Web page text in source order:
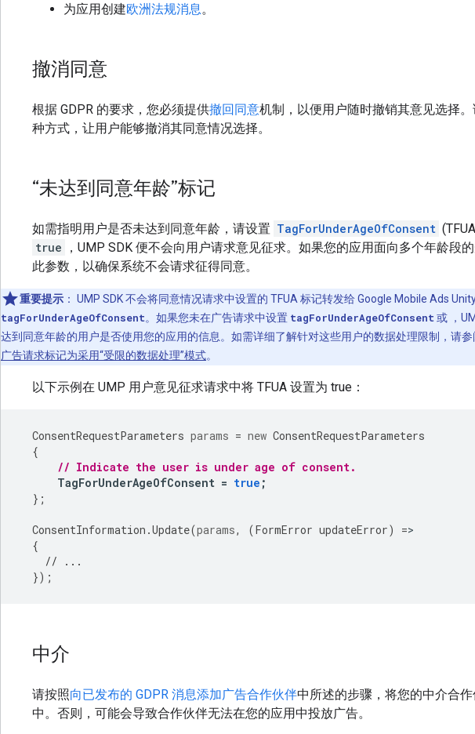
为应用创建欧洲法规消息。
撤消同意
根据 GDPR 的要求，您必须提供撤回同意机制，以便用户随时撤销其意见选择
种方式，让用户能够撤消其同意情况选择。
“未达到同意年龄”标记
如需指明用户是否未达到同意年龄，请设置 TagForUnderAgeOfConsent
true
，UMP SDK 便不会向用户请求意见征求。如果您的应用面向多个年龄段
此参数，以确保系统不会请求征得同意。
重要提示 ： UMP SDK 不会将同意情况请求中设置的 TFUA 标记转发给Google Mobile Ads
tagForUnderAgeOfConsent。如果您未在广告请求中设置 tagForUnderAgeOfConsent 或 ，
达到同意年龄的用户是否使用您的应用的信息。如需详细了解针对这些用户的数据处理限制，请参
广告请求标记为采用“受限的数据处理”模式。
以下示例在 UMP 用户意见征求请求中将 TFUA 设置为 true：
ConsentRequestParameters params = new ConsentRequestParameters
{
// Indicate the user is under age of consent.
TagForUnderAgeOfConsent = true ;
};
ConsentInformation .Update(params, (FormError updateError) =
{
// ...
});
中介
请按照向已发布的 GDPR 消息添加广告合作伙伴中所述的步骤，将您的中介合
中。否则，可能会导致合作伙伴无法在您的应用中投放广告。